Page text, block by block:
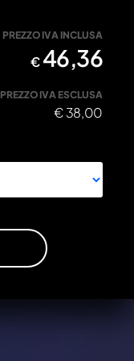
PREZZO IVA INCLUSA
€46,36
PREZZO IVA ESCLUSA
€38,00